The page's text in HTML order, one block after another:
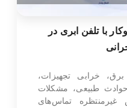
با تلفن ابری در
خرابی تجهیزات،
طبیعی، مشکلات
تماس‌های